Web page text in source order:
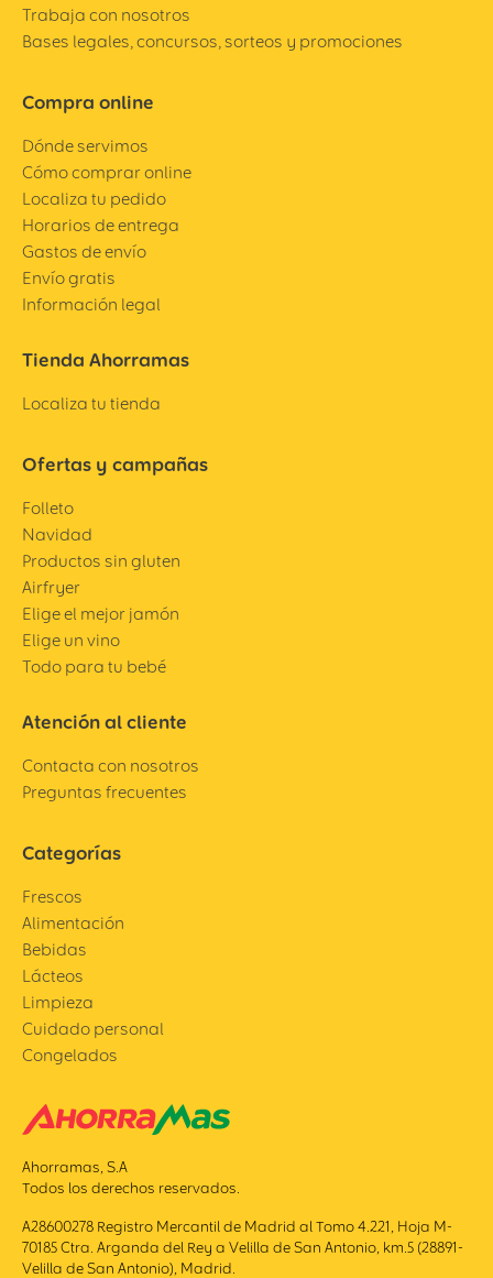
Trabaja con nosotros
Bases legales, concursos, sorteos y promociones
Compra online
Dónde servimos
Cómo comprar online
Localiza tu pedido
Horarios de entrega
Gastos de envío
Envío gratis
Información legal
Tienda Ahorramas
Localiza tu tienda
Ofertas y campañas
Folleto
Navidad
Productos sin gluten
Airfryer
Elige el mejor jamón
Elige un vino
Todo para tu bebé
Atención al cliente
Contacta con nosotros
Preguntas frecuentes
Categorías
Frescos
Alimentación
Bebidas
Lácteos
Limpieza
Cuidado personal
Congelados
Ahorramas, S.A
Todos los derechos reservados.
A28600278 Registro Mercantil de Madrid al Tomo 4.221, Hoja M-
70185 Ctra. Arganda del Rey a Velilla de San Antonio, km.5 (28891-
Velilla de San Antonio), Madrid.